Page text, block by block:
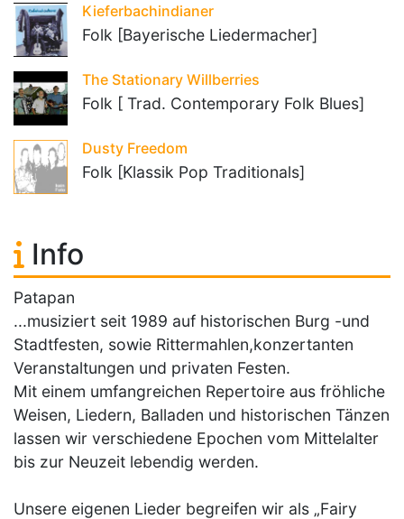
Kieferbachindianer
Folk [Bayerische Liedermacher]
The Stationary Willberries
Folk [ Trad. Contemporary Folk Blues]
Dusty Freedom
Folk [Klassik Pop Traditionals]
Info
Patapan
...musiziert seit 1989 auf historischen Burg -und
Stadtfesten, sowie Rittermahlen,konzertanten
Veranstaltungen und privaten Festen.
Mit einem umfangreichen Repertoire aus fröhliche
Weisen, Liedern, Balladen und historischen Tänzen
lassen wir verschiedene Epochen vom Mittelalter
bis zur Neuzeit lebendig werden.
Unsere eigenen Lieder begreifen wir als „Fairy